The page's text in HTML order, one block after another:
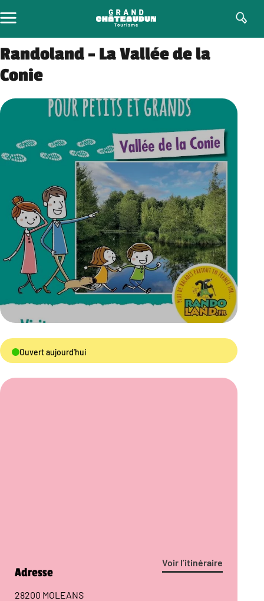
au
contenu
Randoland – La Vallée de la
Conie
Ouvert aujourd'hui
Voir l’itinéraire
Adresse
28200 MOLEANS